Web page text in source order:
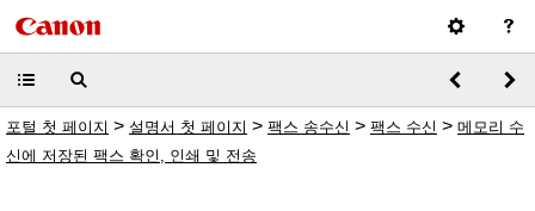
포털 첫 페이지 > 설명서 첫 페이지 > 팩스 송수신 > 팩스 수신 > 메모리 수
신에 저장된 팩스 확인, 인쇄 및 전송